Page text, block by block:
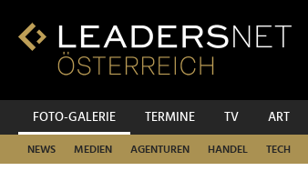
Inhalt
Fußzeilen-
Hauptnavigation
FOTO-GALERIE TERMINE TV ART
NEWS MEDIEN AGENTUREN HANDEL TECH